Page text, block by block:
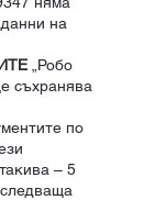
на
„Робо
съхранява
по
– 5
следваща